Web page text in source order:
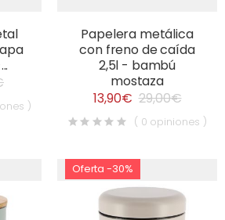
)
Papelera metálica
con freno de caída
2,5l - bambú
mostaza
13,90€ 29,00€
( 0 opiniones )
Oferta -30%